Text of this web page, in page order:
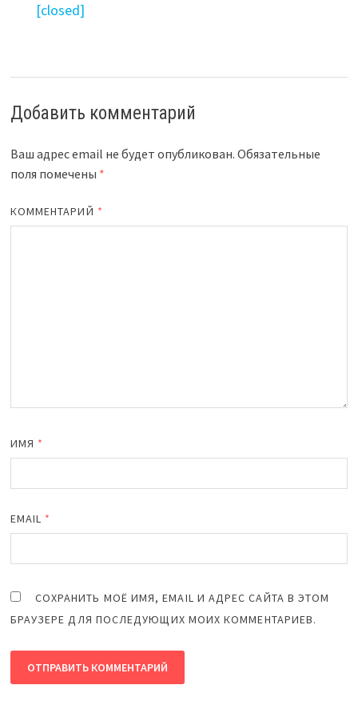
[closed]
Добавить комментарий
Ваш адрес email не будет опубликован. Обязательные
поля помечены *
КОММЕНТАРИЙ *
ИМЯ *
EMAIL *
СОХРАНИТЬ МОЁ ИМЯ, EMAIL И АДРЕС САЙТА В ЭТОМ
БРАУЗЕРЕ ДЛЯ ПОСЛЕДУЮЩИХ МОИХ КОММЕНТАРИЕВ.